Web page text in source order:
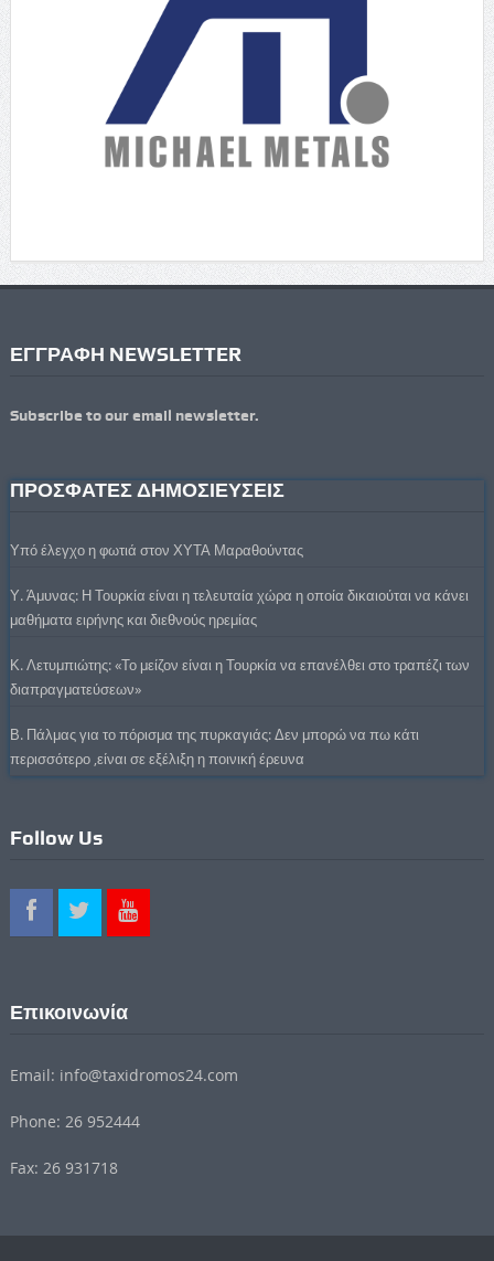
ΕΓΓΡΑΦΗ NEWSLETTER
Subscribe to our email newsletter.
ΠΡΟΣΦΑΤΕΣ ΔΗΜΟΣΙΕΥΣΕΙΣ
Υπό έλεγχο η φωτιά στον ΧΥΤΑ Μαραθούντας
Υ. Άμυνας: Η Τουρκία είναι η τελευταία χώρα η οποία δικαιούται να κάνει
μαθήματα ειρήνης και διεθνούς ηρεμίας
Κ. Λετυμπιώτης: «Το μείζον είναι η Τουρκία να επανέλθει στο τραπέζι των
διαπραγματεύσεων»
Β. Πάλμας για το πόρισμα της πυρκαγιάς: Δεν μπορώ να πω κάτι
περισσότερο ,είναι σε εξέλιξη η ποινική έρευνα
Follow Us
Επικοινωνία
Email: info@taxidromos24.com
Phone: 26 952444
Fax: 26 931718